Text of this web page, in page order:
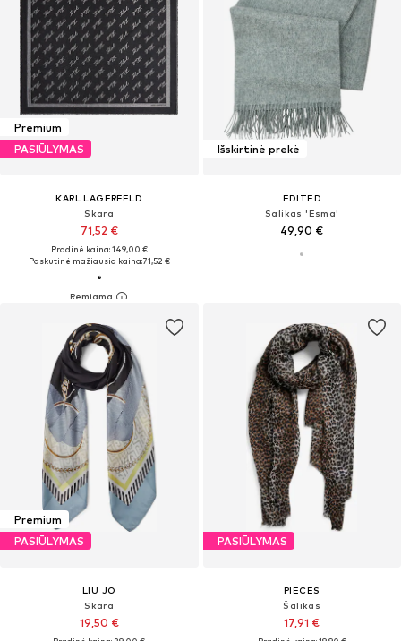
Premium
PASIŪLYMAS
KARL LAGERFELD
Skara
71,52 €
Pradinė kaina: 149,00 €
Paskutinė mažiausia kaina:71,52 €
Išskirtinė prekė
EDITED
Šalikas 'Esma'
49,90 €
Premium
PASIŪLYMAS
LIU JO
Skara
19,50 €
PASIŪLYMAS
PIECES
Šalikas
17,91 €